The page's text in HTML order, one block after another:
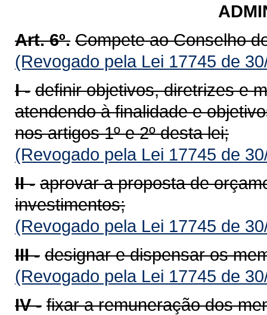
Art. 6º. Compete ao Conselho
(Revogado pela Lei 17745 de
I - definir objetivos, diretrizes e
atendendo à finalidade e
nos artigos 1º e 2º desta lei;
(Revogado pela Lei 17745 de
II - aprovar a proposta de
investimentos;
(Revogado pela Lei 17745 de
III - designar e dispensar os
(Revogado pela Lei 17745 de
IV - fixar a remuneração dos